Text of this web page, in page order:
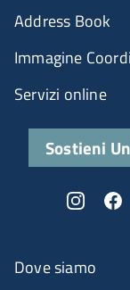
Dove siamo
Address Book
Immagine
Servizi online
Sostieni